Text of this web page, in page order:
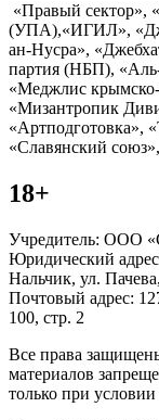
«Правый сектор»,
(УПА),«ИГИЛ»,
ан-Нусра»,
партия (НБП),
«Меджлис крымско-
«Мизантропик
«Артподготовка»,
«Славянский
18+
Учредитель: ООО
Юридический
Нальчик, ул.
Почтовый адрес:
100, стр. 2
Все права
материалов
только при